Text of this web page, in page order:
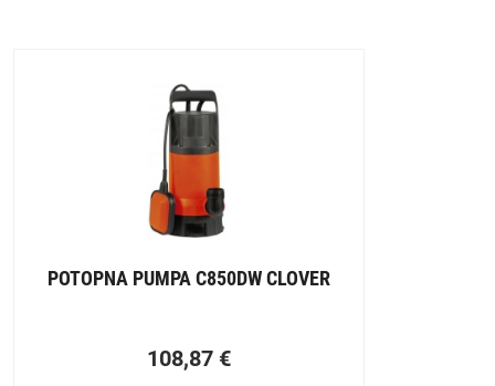
POTOPNA PUMPA C850DW CLOVER
108,87 €